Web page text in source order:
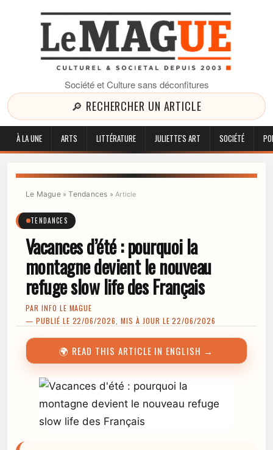
Société et Culture sans déconfitures
🔎 RECHERCHER UN ARTICLE
À LA UNE ARTS LITTÉRATURE JULIETTE'S ART SOCIÉTÉ
Le Mague»Tendances »Article
TENDANCES
Vacances d’été : pourquoi la
montagne devient le nouveau
refuge slow life des Français
PAR INFO LE MAGUE
— PUBLIÉ LE 22/06/2026, MIS À JOUR LE 22/06/2026
🌍 READ THIS ARTICLE IN ENGLISH →